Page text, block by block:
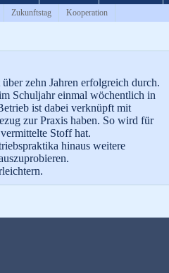
Zukunftstag Kooperation
zehn Jahren erfolgreich durch.
Schuljahr einmal wöchentlich in
ist dabei verknüpft mit
zur Praxis haben. So wird für
Stoff hat.
hinaus weitere